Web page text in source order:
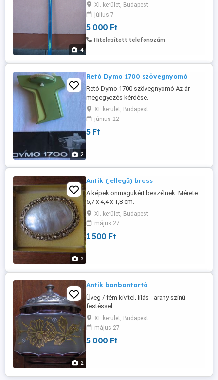
4
esetleg gyűjtőnek. Személyes átvétellel a
11. kerületben. Telefon .
XI. kerület, Budapest
július 7
5 000 Ft
Hitelesített telefonszám
2
Retó Dymo 1700 szövegnyomó
Retó Dymo 1700 szövegnyomó Az ár
megegyezés kérdése.
XI. kerület, Budapest
június 22
5 Ft
2
Antik (jellegű) bross
A képek önmagukért beszélnek. Mérete:
5,7 x 4,4 x 1,8 cm.
XI. kerület, Budapest
május 27
1 500 Ft
2
Antik bonbontartó
Üveg / fém kivitel, lilás - arany színű
festéssel.
XI. kerület, Budapest
május 27
5 000 Ft